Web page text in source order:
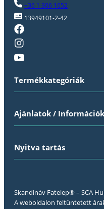
+36 1 306 1652
13949101-2-42
Termékkategóriák
Ajánlatok / Információk
Nyitva tartás
Skandináv Fatelep® – SCA
A weboldalon feltüntetett